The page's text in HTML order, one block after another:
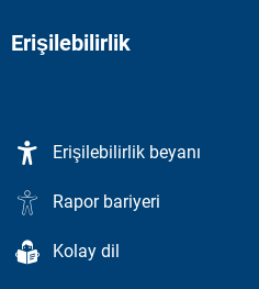
Erişilebilirlik
Erişilebilirlik beyanı
Rapor bariyeri
Kolay dil